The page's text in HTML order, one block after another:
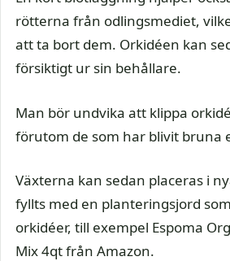
rötterna från odlingsmediet,
att ta bort dem. Orkidéen kan
försiktigt ur sin behållare.
Man bör undvika att klippa
förutom de som har blivit bruna
Växterna kan sedan placeras i
fyllts med en planteringsjord
orkidéer, till exempel Espoma
Mix 4qt från Amazon.